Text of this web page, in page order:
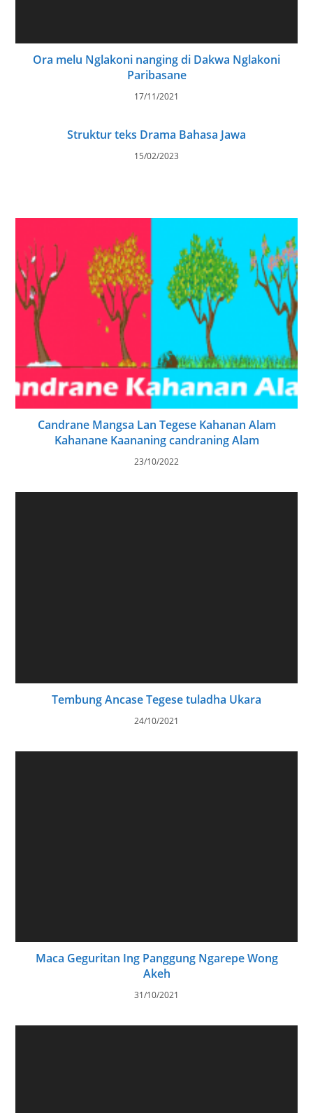
Ora melu Nglakoni nanging di Dakwa Nglakoni
Paribasane
17/11/2021
Struktur teks Drama Bahasa Jawa
15/02/2023
Candrane Mangsa Lan Tegese Kahanan Alam
Kahanane Kaananing candraning Alam
23/10/2022
Tembung Ancase Tegese tuladha Ukara
24/10/2021
Maca Geguritan Ing Panggung Ngarepe Wong
Akeh
31/10/2021